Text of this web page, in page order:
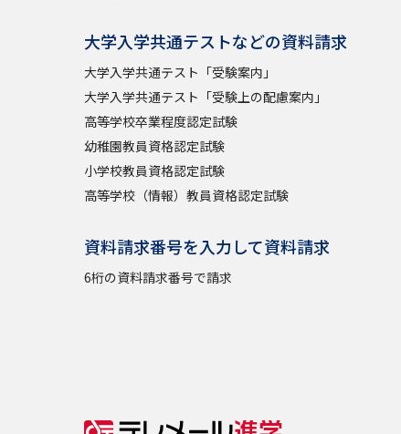
大学入学共通テストなどの資料請求
大学入学共通テスト「受験案内」
大学入学共通テスト「受験上の配慮案内」
高等学校卒業程度認定試験
幼稚園教員資格認定試験
小学校教員資格認定試験
高等学校（情報）教員資格認定試験
資料請求番号を入力して資料請求
6桁の資料請求番号で請求